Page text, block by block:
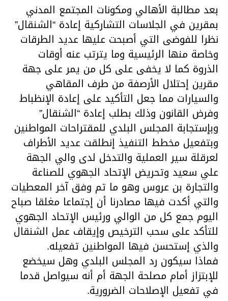
بعد مطالبة الأهالي ومكونات المجتمع المدني
بمقرين في الجلاسات التشاركية إعادة “الشنقال”
نظرا للفوضى التي أصبحت عليها عديد الطرقات
وخاصة منها الرئيسية وما يترتب عنه أوقات
الذروة كما لا يخفى على كل من يمر على جهة
مقرين إحتلال الأرصفة من طرف المقاهي
والسيارات مما جعل التأكيد على إعادة الإنظباط
وفرض القانون وذلك بطلب إعادة “الشنقال”
وبإستجابة المجلس البلدي للمقتراحات المواطنين
وبتفعيل مخطط التنفيذ إنطلقت عديد الأطراف
لعرقلة سير العملية والتدخل لدى والي الجهة
علي سعيد وتحريض الإتحاد الجهوي للصناعة
والتجارة بن عروس وهو ما تم وفق آخر المعطيات
والتي أكدت فيها مصادرنا أن إجتماعا مغلقا صباح
اليوم جمع كل من الوالي ورئيس الإتحاد الجهوي
للتأكد على سحب الترخيص وإيقاف عمل الشنقال
والذي إستحسن فيها المواطنين تفعيله.
فماذا سيكون رد المجلس البلدي وهل سيخضع
للإبتزاز أمام مصلحة الجهة أم أنه سيواصل قدما
في تفعيل الإصلاحات الضرورية.